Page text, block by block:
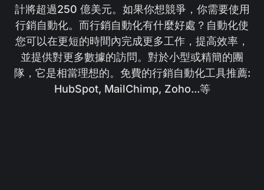
計將超過250 億美元。如果你想競爭，你需要使用
行銷自動化。而行銷自動化有什麼好處？自動化使
您可以在更短的時間內完成更多工作，提高效率，
並提供對更多數據的訪問。對於小型或精簡的團
隊，它是相當理想的。免費的行銷自動化工具推薦:
HubSpot, MailChimp, Zoho...等